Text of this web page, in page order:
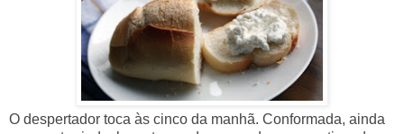
O despertador toca às cinco da manhã. Conformada, ainda